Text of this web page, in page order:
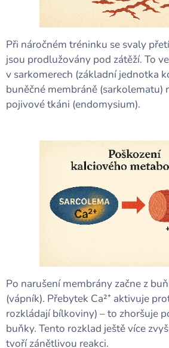
Při náročném tréninku se svaly
jsou prodlužovány pod zátěží. To
v sarkomerech (základní jednotka
buněčné membráně (sarkolematu)
pojivové tkáni (endomysium).
Po narušení membrány začne z
(vápník). Přebytek Ca²⁺ aktivuje
rozkládají bílkoviny) – to zhoršuje
buňky. Tento rozklad ještě více
tvoří zánětlivou reakci.